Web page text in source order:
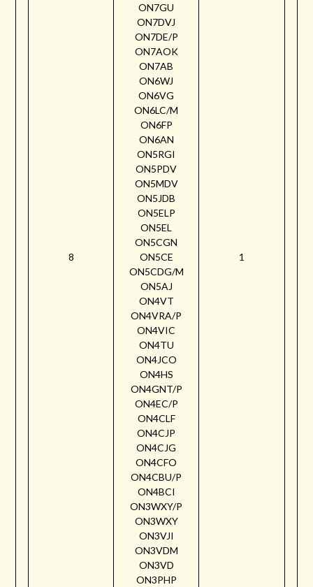
8
ON7GU
ON7DVJ
ON7DE/P
ON7AOK
ON7AB
ON6WJ
ON6VG
ON6LC/M
ON6FP
ON6AN
ON5RGI
ON5PDV
ON5MDV
ON5JDB
ON5ELP
ON5EL
ON5CGN
ON5CE
ON5CDG/M
ON5AJ
ON4VT
ON4VRA/P
ON4VIC
ON4TU
ON4JCO
ON4HS
ON4GNT/P
ON4EC/P
ON4CLF
ON4CJP
ON4CJG
ON4CFO
ON4CBU/P
ON4BCI
ON3WXY/P
ON3WXY
ON3VJI
ON3VDM
ON3VD
ON3PHP
1